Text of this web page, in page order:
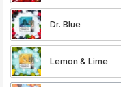
Dr. Blue
Lemon & Lime